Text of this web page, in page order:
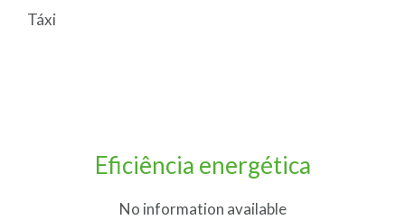
Táxi
Eficiência energética
No information available